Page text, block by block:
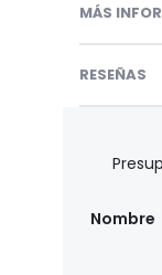
MÁS
RESEÑAS
Nombre